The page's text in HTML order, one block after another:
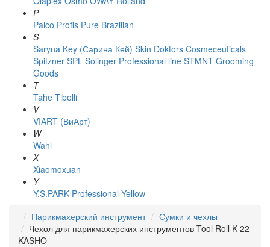
P
Palco Profis Pure Brazilian
S
Saryna Key (Сарина Кей) Skin Doktors Cosmeceuticals
Spitzner SPL Solinger Professional line STMNT Grooming
Goods
T
Tahe Tibolli
V
VIART (ВиАрт)
W
Wahl
X
Xiaomoxuan
Y
Y.S.PARK Professional Yellow
Парикмахерский инструмент
Сумки и чехлы
Чехол для парикмахерских инструментов Tool Roll K-22
KASHO